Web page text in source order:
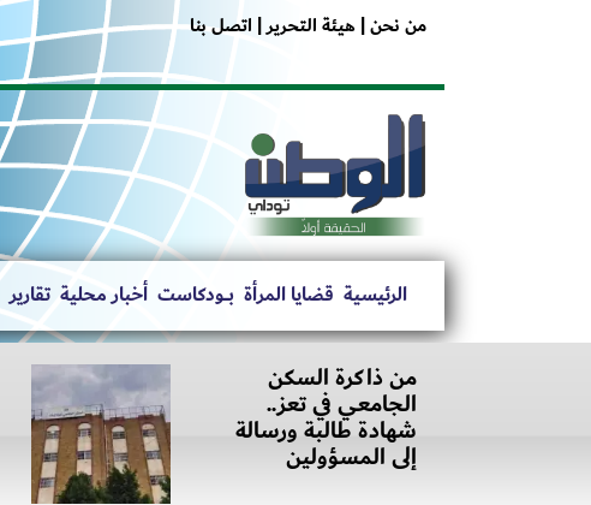
من نحن |هيئة التحرير | اتصل بنا
الرئيسية قضايا المرأة بــــودكاست أخبار محلية تقارير
من ذاكرة السكن
الجامعي في تعز..
شهادة طالبة ورسالة
إلى المسؤولين